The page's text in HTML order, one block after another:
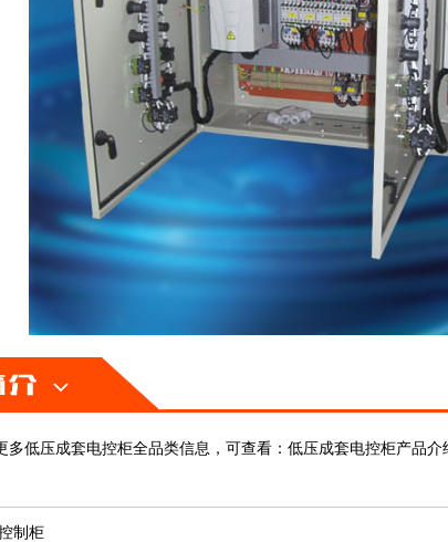
多低压成套电控柜全品类信息，可查看： 低压成套电控柜产品介
制柜